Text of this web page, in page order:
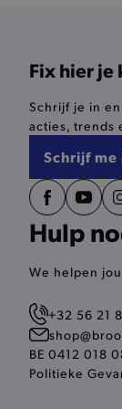
Fix hier
Schrijf je in
acties, trends
Schrijf me
Hulp
We helpen
+32 56 21
BE 0412 018
Politieke